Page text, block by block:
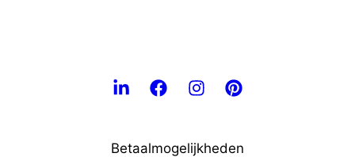
Betaalmogelijkheden